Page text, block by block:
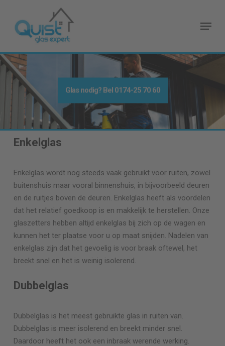
main
Menu
Glas nodig? Bel 0174-25 70 60
Enkelglas
Enkelglas wordt nog steeds vaak gebruikt voor ruiten, zowel
buitenshuis maar vooral binnenshuis, in bijvoorbeeld deuren
en de ruitjes boven de deuren. Enkelglas heeft als voordelen
dat het relatief goedkoop is en makkelijk te herstellen. Onze
glaszetters hebben altijd enkelglas bij zich op de wagen en
kunnen het ter plaatse voor u op maat snijden. Nadelen van
enkelglas zijn dat het gevoelig is voor braak oftewel, het
breekt snel en het is weinig isolerend.
Dubbelglas
Dubbelglas is het meest gebruikte glas in ruiten van.
Dubbelglas is meer isolerend en breekt minder snel.
Daardoor heeft het ook een inbraak werende werking.